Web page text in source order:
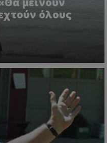
όλους